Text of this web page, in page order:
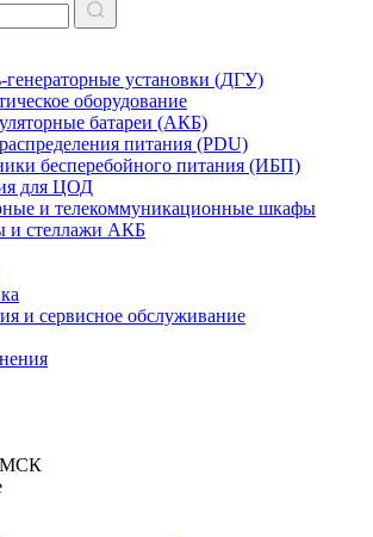
генераторные установки (ДГУ)
оборудование
батареи (АКБ)
питания (PDU)
бесперебойного питания (ИБП)
для ЦОД
и телекоммуникационные шкафы
стеллажи АКБ
и сервисное обслуживание
МСК